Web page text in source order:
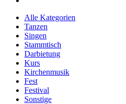
Alle Kategorien
Tanzen
Singen
Stammtisch
Darbietung
Kurs
Kirchenmusik
Fest
Festival
Sonstige